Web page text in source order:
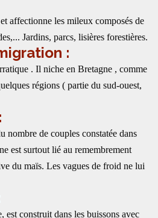
affectionne les mileux composés de
Jardins, parcs, lisières forestières.
:
. Il niche en Bretagne , comme
régions ( partie du sud-ouest,
nombre de couples constatée dans
est surtout lié au remembrement
du maïs. Les vagues de froid ne lui
est construit dans les buissons avec